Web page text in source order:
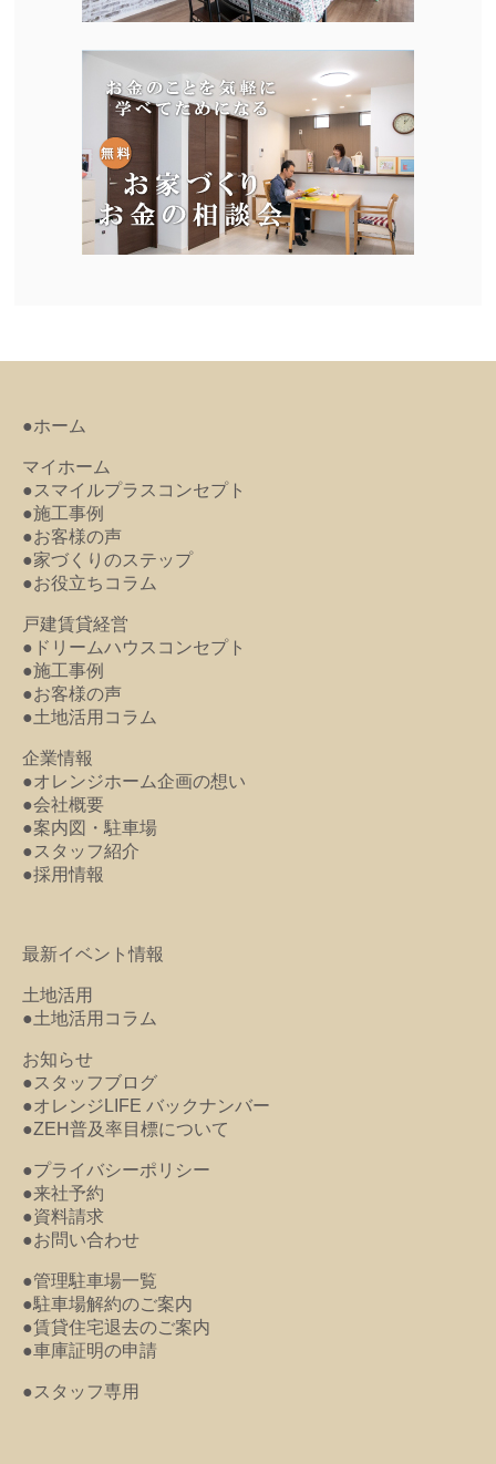
●ホーム
マイホーム
●スマイルプラスコンセプト
●施工事例
●お客様の声
●家づくりのステップ
●お役立ちコラム
戸建賃貸経営
●ドリームハウスコンセプト
●施工事例
●お客様の声
●土地活用コラム
企業情報
●オレンジホーム企画の想い
●会社概要
●案内図・駐車場
●スタッフ紹介
●採用情報
最新イベント情報
土地活用
●土地活用コラム
お知らせ
●スタッフブログ
●オレンジLIFE バックナンバー
●ZEH普及率目標について
●プライバシーポリシー
●来社予約
●資料請求
●お問い合わせ
●管理駐車場一覧
●駐車場解約のご案内
●賃貸住宅退去のご案内
●車庫証明の申請
●スタッフ専用